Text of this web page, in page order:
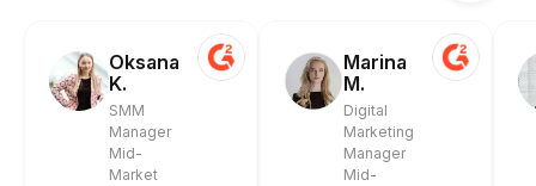
Oksana
K.
SMM
Manager
Mid-
Market
Marina
M.
Digital
Marketing
Manager
Mid-